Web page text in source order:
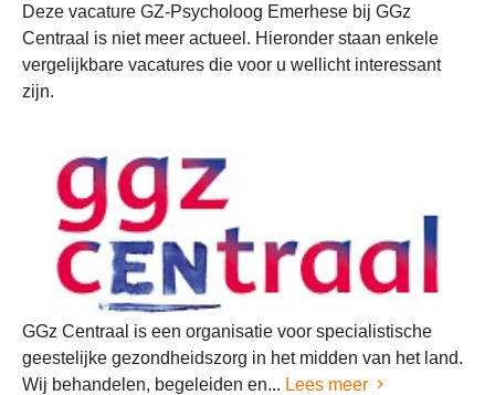
Deze vacature GZ-Psycholoog Emerhese bij GGz
Centraal is niet meer actueel. Hieronder staan enkele
vergelijkbare vacatures die voor u wellicht interessant
zijn.
GGz Centraal is een organisatie voor specialistische
geestelijke gezondheidszorg in het midden van het land.
Wij behandelen, begeleiden en... Lees meer